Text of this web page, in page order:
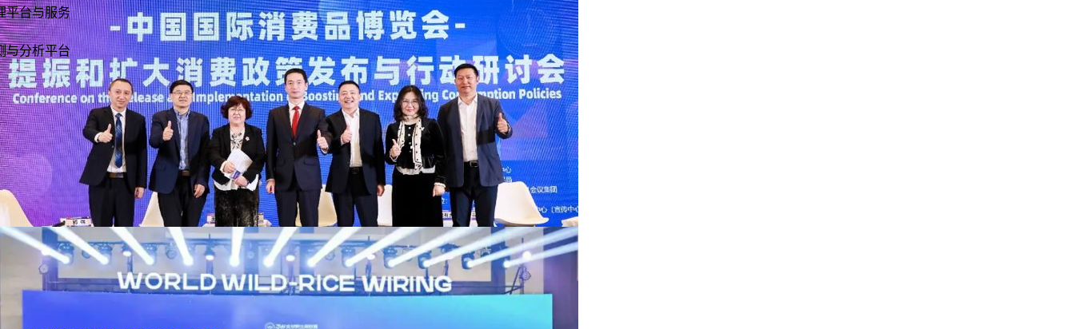
平台与服务
与分析平台
品牌展等特色展览，汇聚人工智能、数字经济、新能源等前沿领域创新成
果。
了解详情
智慧引领潮流
第五届中国国际消费品博览会（以下简称“第五届消博会”）于2025年4月13
日在海南成功开启。本届展会以“共享开放机遇，共创美好生活”为主题，
吸引了来自71个国家和地区的4100余个品牌参展，首日首单签约项目规模
体量逾43亿。
展览/博览会
了解详情